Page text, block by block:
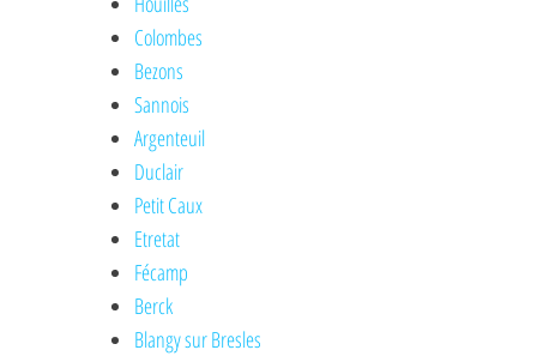
Colombes
Bezons
Sannois
Argenteuil
Duclair
Petit Caux
Etretat
Fécamp
Berck
Blangy sur Bresles